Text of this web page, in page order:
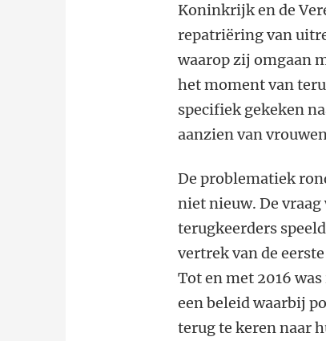
Koninkrijk en de
repatriëring van
waarop zij omgaan
het moment van
specifiek gekeken
aanzien van
De problematiek
niet nieuw. De
terugkeerders
vertrek van de
Tot en met 2016
een beleid waarbij
terug te keren naar